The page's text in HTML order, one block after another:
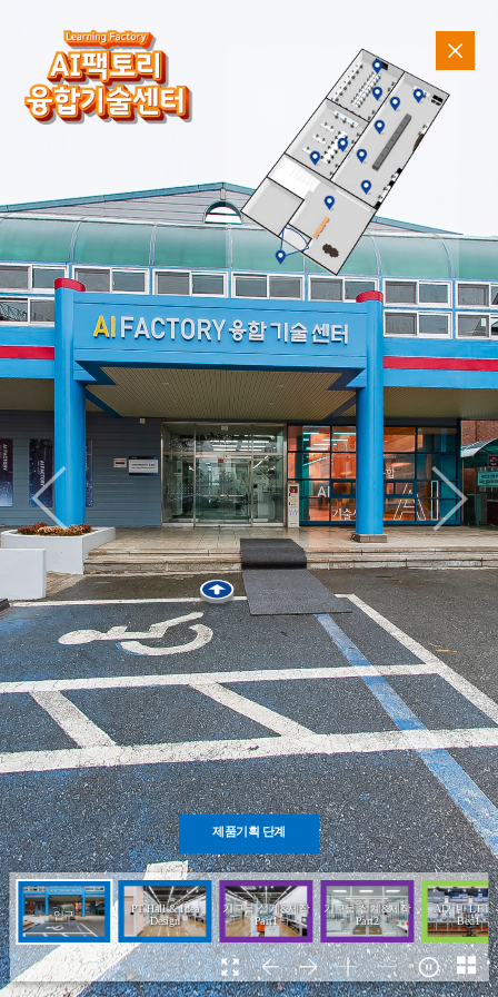
입구
PT Hall & Idea
Design
기구물 설계&제작
Part1
기구물 설계&제작
Part2
AI기반 LF
Bed1
제품기획 단계